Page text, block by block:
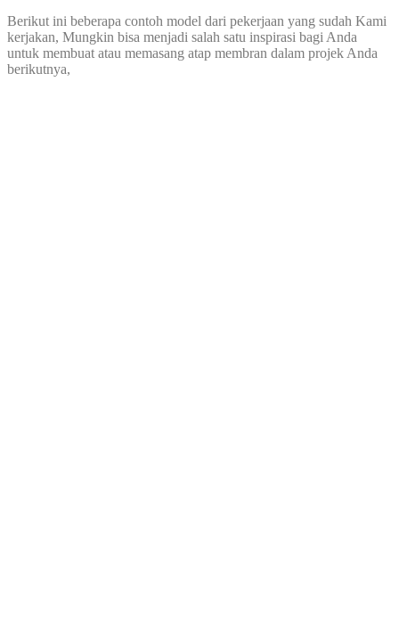
Berikut ini beberapa contoh model dari pekerjaan yang sudah Kami
kerjakan, Mungkin bisa menjadi salah satu inspirasi bagi Anda
untuk membuat atau memasang atap membran dalam projek Anda
berikutnya,